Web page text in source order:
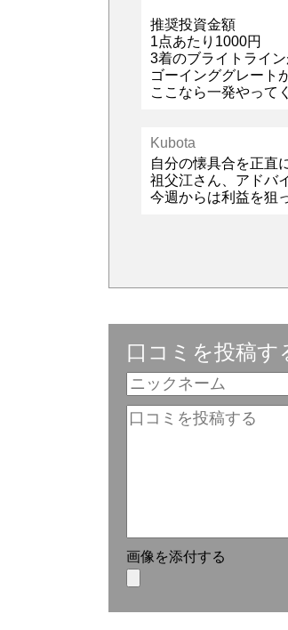
推奨投資金額
1点あたり1000円
3着のブライトライン
ゴーインググレート
ここなら一発やって
Kubota
自分の懐具合を正直
祖父江さん、アドバ
今週からは利益を狙
口コミを投稿す
画像を添付する